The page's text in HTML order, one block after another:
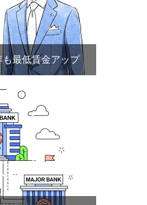
最低賃金アップ